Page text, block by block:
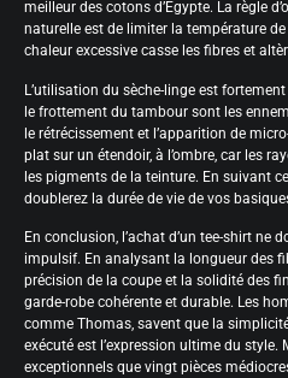
meilleur des cotons d’Égypte. La règle
naturelle est de limiter la température
chaleur excessive casse les fibres et
L’utilisation du sèche-linge est
le frottement du tambour sont les
le rétrécissement et l’apparition de
plat sur un étendoir, à l’ombre, car les
les pigments de la teinture. En suivant
doublerez la durée de vie de vos
En conclusion, l’achat d’un tee-shirt ne
impulsif. En analysant la longueur des
précision de la coupe et la solidité des
garde-robe cohérente et durable. Les
comme Thomas, savent que la
exécuté est l’expression ultime du
exceptionnels que vingt pièces